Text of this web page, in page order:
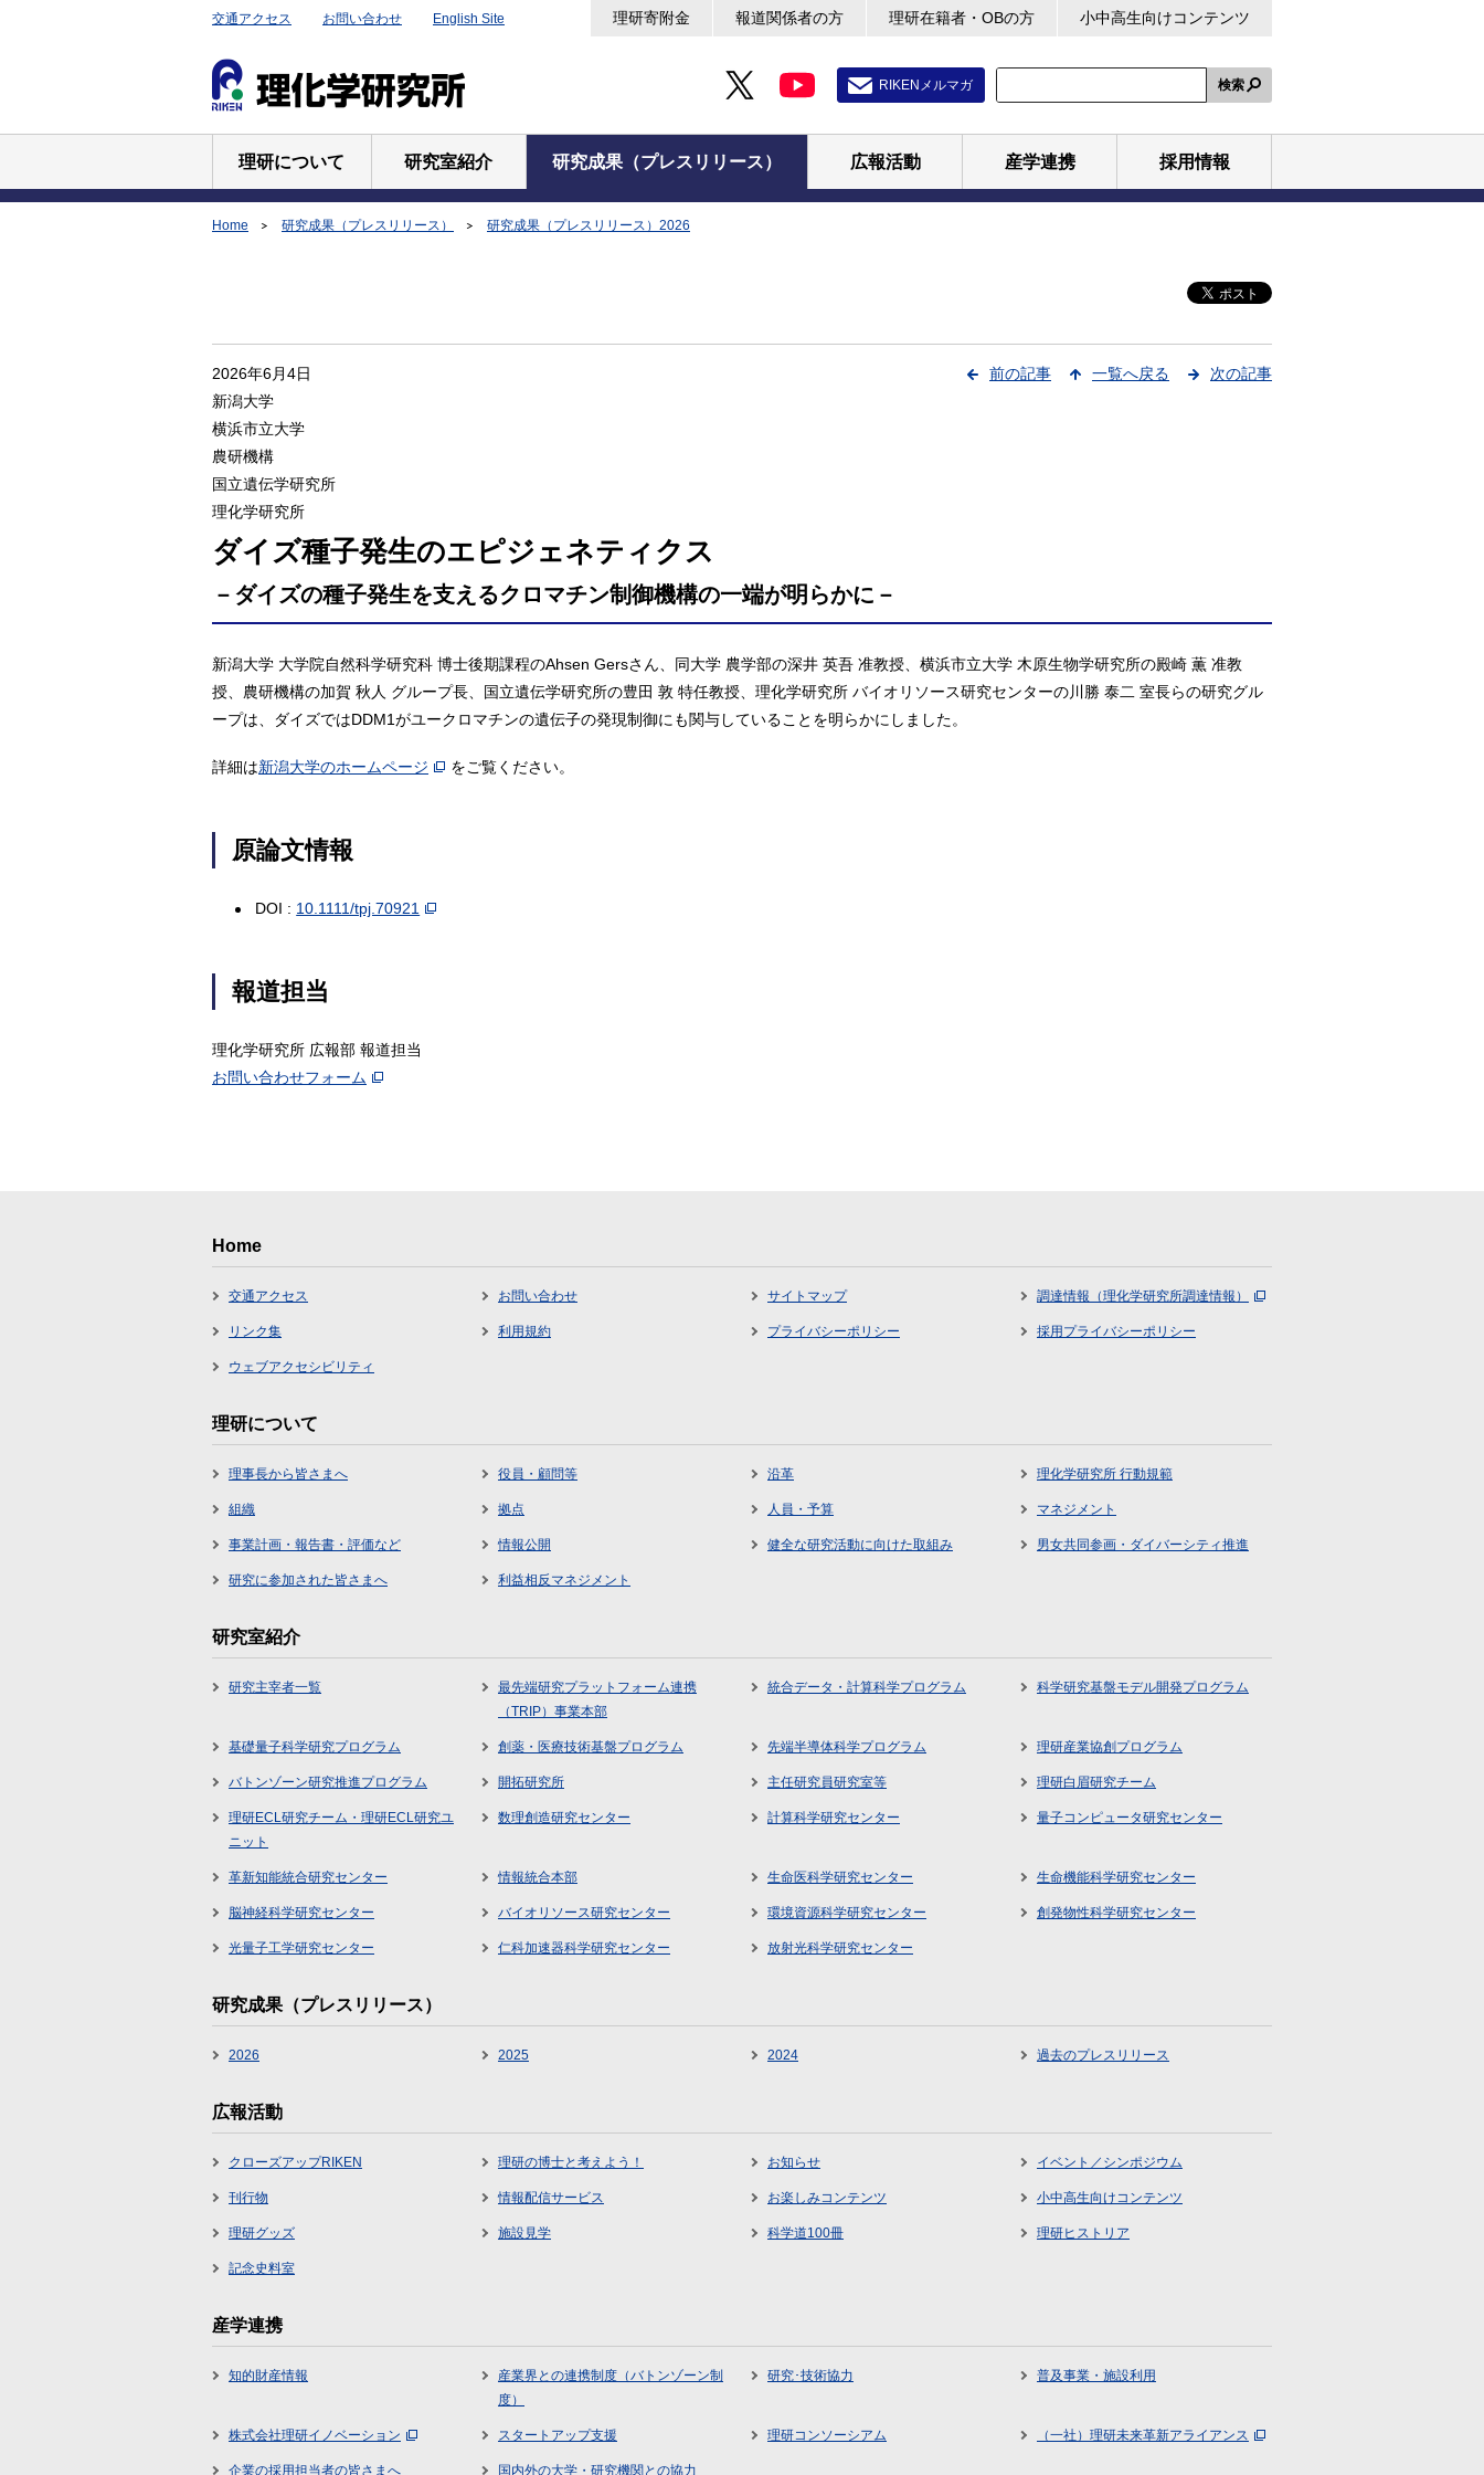
交通アクセス お問い合わせ English Site 理研寄附金 報道関係者の方 理研在籍者・OBの方 小中高生向けコンテンツ
RIKENメルマガ 検索
理研について 研究室紹介 研究成果（プレスリリース） 広報活動 産学連携 採用情報
Home 研究成果（プレスリリース） 研究成果（プレスリリース）2026
前の記事 一覧へ戻る 次の記事
2026年6月4日
新潟大学
横浜市立大学
農研機構
国立遺伝学研究所
理化学研究所
ダイズ種子発生のエピジェネティクス
－ダイズの種子発生を支えるクロマチン制御機構の一端が明らかに－
新潟大学 大学院自然科学研究科 博士後期課程のAhsen Gersさん、同大学 農学部の深井 英吾 准教授、横浜市立大学 木原生物学研究所の殿崎 薫 准教
授、農研機構の加賀 秋人 グループ長、国立遺伝学研究所の豊田 敦 特任教授、理化学研究所 バイオリソース研究センターの川勝 泰二 室長らの研究グル
ープは、ダイズではDDM1がユークロマチンの遺伝子の発現制御にも関与していることを明らかにしました。
詳細は新潟大学のホームページ をご覧ください。
原論文情報
DOI : 10.1111/tpj.70921
報道担当
理化学研究所 広報部 報道担当
お問い合わせフォーム
Home
交通アクセス お問い合わせ サイトマップ 調達情報（理化学研究所調達情報）
リンク集 利用規約 プライバシーポリシー 採用プライバシーポリシー
ウェブアクセシビリティ
理研について
理事長から皆さまへ 役員・顧問等 沿革 理化学研究所 行動規範
組織 拠点 人員・予算 マネジメント
事業計画・報告書・評価など 情報公開 健全な研究活動に向けた取組み 男女共同参画・ダイバーシティ推進
研究に参加された皆さまへ 利益相反マネジメント
研究室紹介
研究主宰者一覧
最先端研究プラットフォーム連携
（TRIP）事業本部
統合データ・計算科学プログラム 科学研究基盤モデル開発プログラム
基礎量子科学研究プログラム 創薬・医療技術基盤プログラム 先端半導体科学プログラム 理研産業協創プログラム
バトンゾーン研究推進プログラム 開拓研究所 主任研究員研究室等 理研白眉研究チーム
理研ECL研究チーム・理研ECL研究ユ
ニット
数理創造研究センター 計算科学研究センター 量子コンピュータ研究センター
革新知能統合研究センター 情報統合本部 生命医科学研究センター 生命機能科学研究センター
脳神経科学研究センター バイオリソース研究センター 環境資源科学研究センター 創発物性科学研究センター
光量子工学研究センター 仁科加速器科学研究センター 放射光科学研究センター
研究成果（プレスリリース）
2026 2025 2024 過去のプレスリリース
広報活動
クローズアップRIKEN 理研の博士と考えよう！ お知らせ イベント／シンポジウム
刊行物 情報配信サービス お楽しみコンテンツ 小中高生向けコンテンツ
理研グッズ 施設見学 科学道100冊 理研ヒストリア
記念史料室
産学連携
知的財産情報
産業界との連携制度（バトンゾーン制
度）
研究･技術協力 普及事業・施設利用
株式会社理研イノベーション スタートアップ支援 理研コンソーシアム （一社）理研未来革新アライアンス
企業の採用担当者の皆さまへ 国内外の大学・研究機関との協力